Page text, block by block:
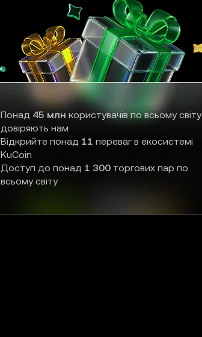
Понад 45 млн користувачів по всьому світу
довіряють нам
Відкрийте понад 11 переваг в екосистемі
KuCoin
Доступ до понад 1 300торгових пар по
всьому світу